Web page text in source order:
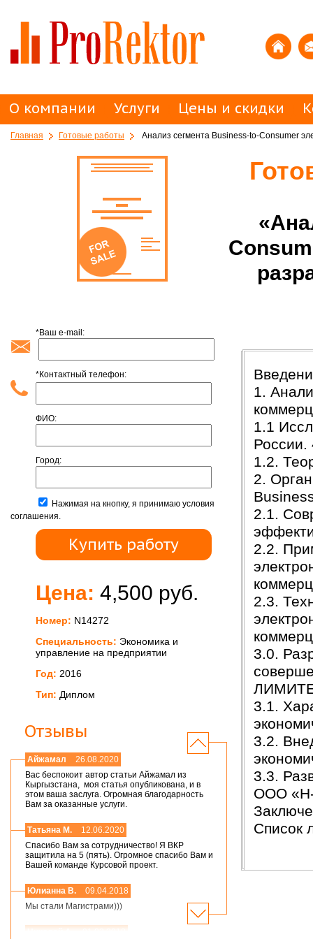
О компании Услуги Цены и скидки
Главная Готовые работы Анализ сегмента Business-to-Consumer
*Ваш e-mail:
*Контактный телефон:
ФИО:
Город:
Нажимая на кнопку, я принимаю условия
соглашения.
Цена: 4,500 руб.
Номер: N14272
Специальность: Экономика и
управление на предприятии
Год: 2016
Тип: Диплом
Отзывы
Айжамал
26.08.2020
Вас беспокоит автор статьи Айжамал из
Кыргызстана, моя статья опубликована, и в
этом ваша заслуга. Огромная благодарность
Вам за оказанные услуги.
Татьяна М.
12.06.2020
Спасибо Вам за сотрудничество! Я ВКР
защитила на 5 (пять). Огромное спасибо Вам и
Вашей команде Курсовой проект.
Юлианна В.
09.04.2018
Мы стали Магистрами)))
1.
1.1
России.
1.2.
2.
2.1.
2.2.
2.3.
3.0.
3.1.
3.2.
3.3.
ООО «Н-
Список